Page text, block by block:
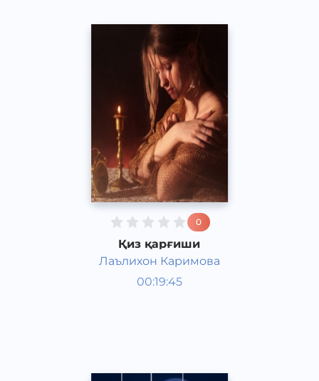
0
Қиз қарғиши
Лаълихон Каримова
00:19:45
Ривоят, ҳикоя, достон